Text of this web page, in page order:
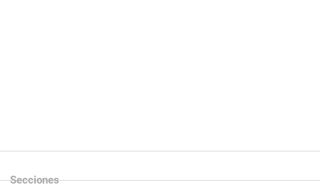
Secciones